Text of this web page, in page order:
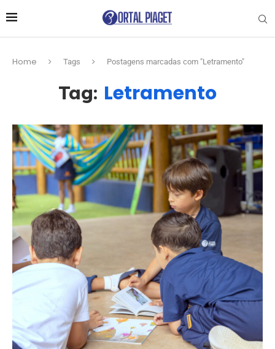
Home Tags Postagens marcadas com "Letramento"
Tag: Letramento